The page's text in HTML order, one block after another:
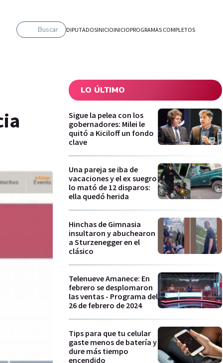
Buscar DIPUTADOSINICIOINICIOPROGRAMAS COMPLETOS
LO ÚLTIMO
Sigue la pelea con los
gobernadores: Milei le
quitó a Kiciloff un fondo
clave
Una pareja se iba de
vacaciones y el ex suegro
lo mató de 12 disparos:
ella quedó herida
Hinchas de Gimnasia
insultaron y abuchearon
a Sturzenegger en el
clásico
Telenueve Amanece: En
febrero se desplomaron
las ventas - Programa del
26 de febrero de 2024
Tips para que tu celular
gaste menos de batería y
dure más tiempo
encendido